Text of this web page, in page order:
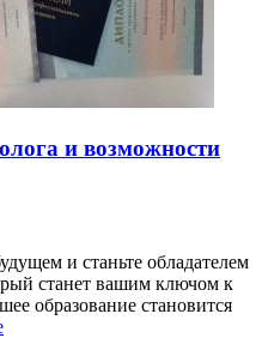
и возможности
и станьте обладателем
станет вашим ключом к
образование становится